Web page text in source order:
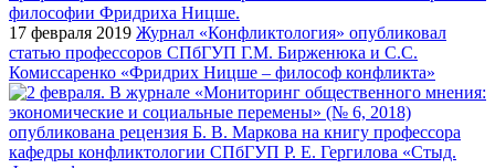
17 февраля 2019 Журнал «Конфликтология» опубликовал
статью профессоров СПбГУП Г.М. Бирженюка и С.С.
Комиссаренко «Фридрих Ницше – философ конфликта»